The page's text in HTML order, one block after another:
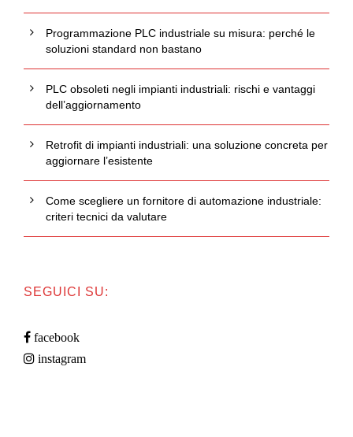
Programmazione PLC industriale su misura: perché le
soluzioni standard non bastano
PLC obsoleti negli impianti industriali: rischi e vantaggi
dell’aggiornamento
Retrofit di impianti industriali: una soluzione concreta per
aggiornare l’esistente
Come scegliere un fornitore di automazione industriale:
criteri tecnici da valutare
SEGUICI SU:
facebook
instagram